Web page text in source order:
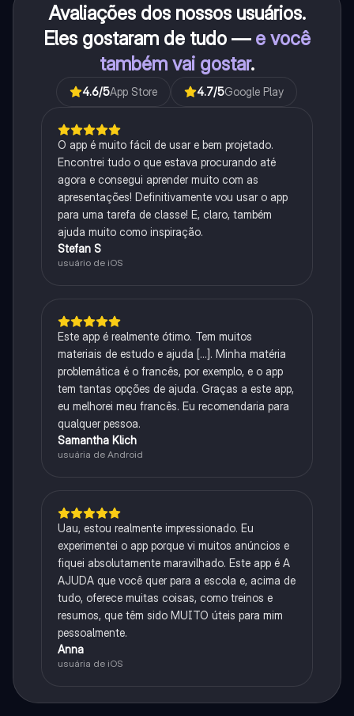
Avaliações dos nossos usuários.
Eles gostaram de tudo — e você
também vai gostar.
4.6/5App Store 4.7/5Google Play
O app é muito fácil de usar e bem projetado.
Encontrei tudo o que estava procurando até
agora e consegui aprender muito com as
apresentações! Definitivamente vou usar o app
para uma tarefa de classe! E, claro, também
ajuda muito como inspiração.
Stefan S
usuário de iOS
Este app é realmente ótimo. Tem muitos
materiais de estudo e ajuda [...]. Minha matéria
problemática é o francês, por exemplo, e o app
tem tantas opções de ajuda. Graças a este app,
eu melhorei meu francês. Eu recomendaria para
qualquer pessoa.
Samantha Klich
usuária de Android
Uau, estou realmente impressionado. Eu
experimentei o app porque vi muitos anúncios e
fiquei absolutamente maravilhado. Este app é A
AJUDA que você quer para a escola e, acima de
tudo, oferece muitas coisas, como treinos e
resumos, que têm sido MUITO úteis para mim
pessoalmente.
Anna
usuária de iOS